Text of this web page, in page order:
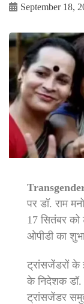
September 18,
पर डॉ. राम
17 सितंबर को
ओपीडी का
ट्रांसजेंडरों के
के निदेशक
ट्रांसजेंडर